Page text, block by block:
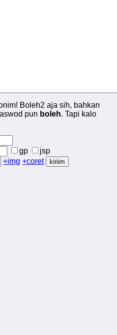
Boleh2 aja sih, bahkan
pun boleh. Tapi kalo
gp
jsp
+img +coret